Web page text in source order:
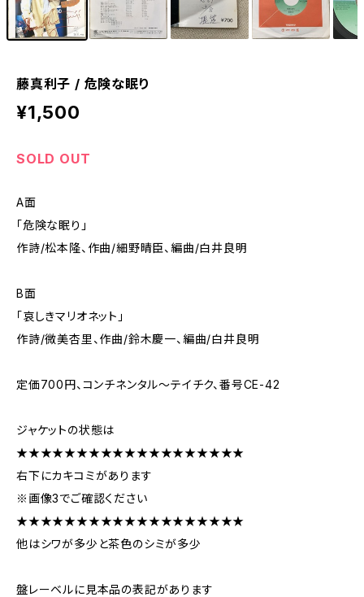
藤真利子 / 危険な眠り
¥1,500
SOLD OUT
A面
「危険な眠り」
作詩/松本隆、作曲/細野晴臣、編曲/白井良明
B面
「哀しきマリオネット」
作詩/微美杏里、作曲/鈴木慶一、編曲/白井良明
定価700円、コンチネンタル～テイチク、番号CE-42
ジャケットの状態は
★★★★★★★★★★★★★★★★★★★
右下にカキコミがあります
※画像3でご確認ください
★★★★★★★★★★★★★★★★★★★
他はシワが多少と茶色のシミが多少
盤レーベルに見本品の表記があります